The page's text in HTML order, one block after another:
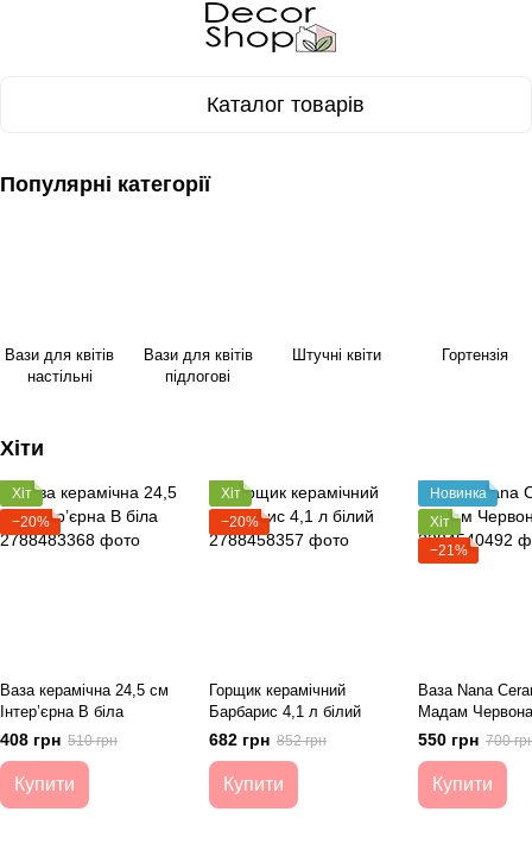
Каталог товарів
Популярні категорії
Вази для квітів
настільні
Вази для квітів
підлогові
Штучні квіти Гортензія
Хіти
Хіт
−20%
Ваза керамічна 24,5 см
Інтер’єрна B біла
408 грн 510 грн
Купити
Хіт
−20%
Горщик керамічний
Барбарис 4,1 л білий
682 грн 852 грн
Купити
Новинка
Хіт
−21%
Ваза Nana
Мадам
Червоний
550 грн 700
Купити